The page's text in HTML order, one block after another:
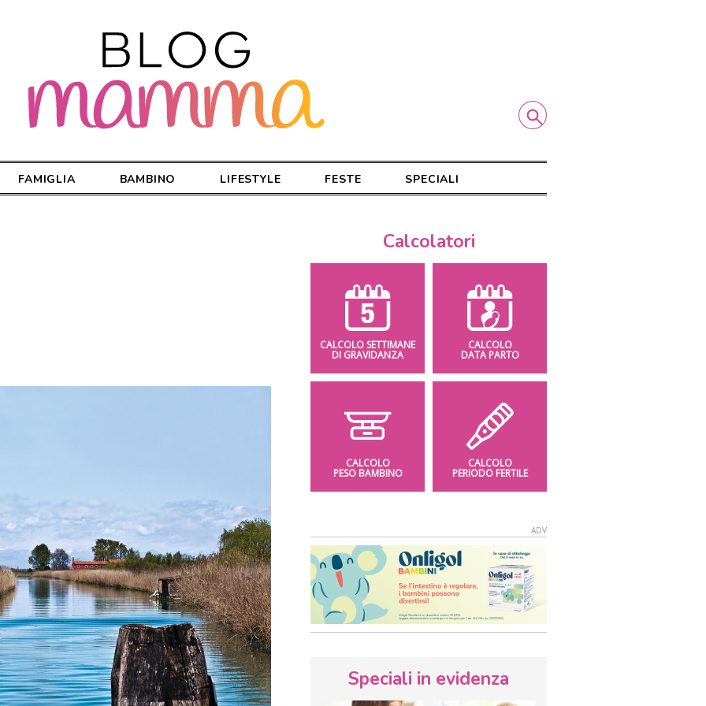
FAMIGLIA BAMBINO LIFESTYLE FESTE SPECIALI
Calcolatori
CALCOLO SETTIMANE
DI GRAVIDANZA
CALCOLO
DATA PARTO
CALCOLO
PESO BAMBINO
CALCOLO
PERIODO FERTILE
Speciali in evidenza